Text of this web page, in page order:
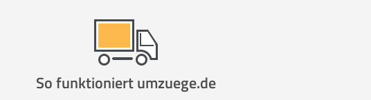
ICH WILL SELBST UMZIEHEN
So funktioniert umzuege.de